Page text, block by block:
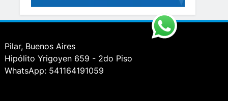
Pilar, Buenos Aires
Hipólito Yrigoyen 659 - 2do Piso
WhatsApp: 541164191059